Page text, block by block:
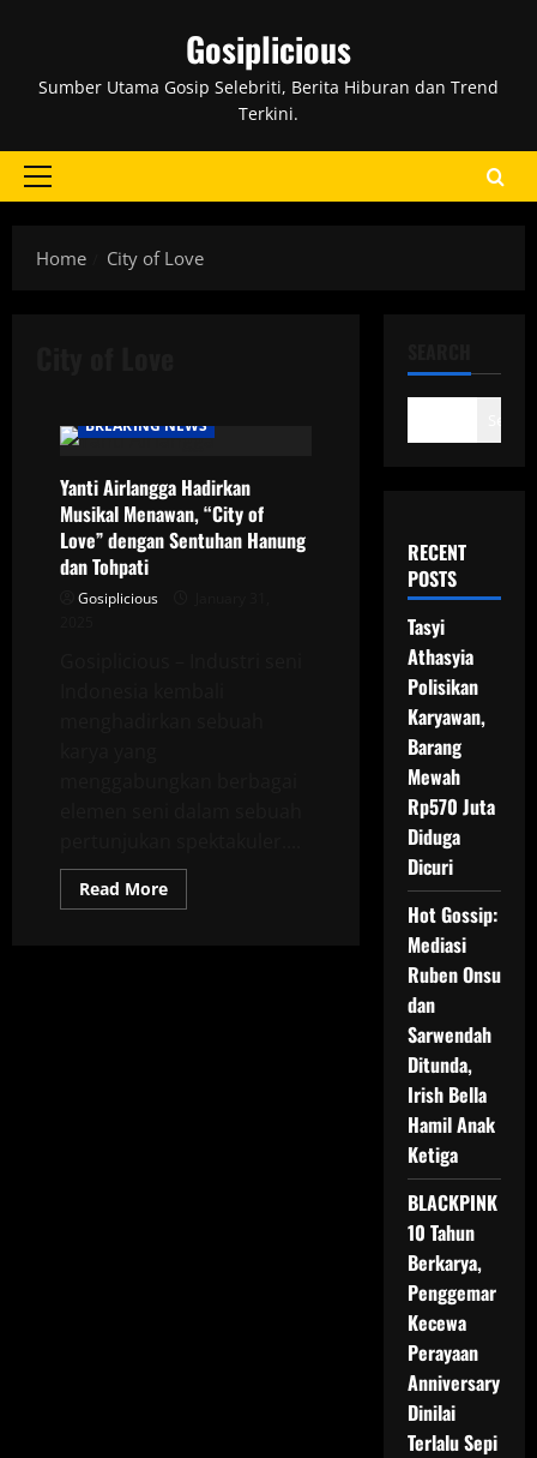
Gosiplicious
Sumber Utama Gosip Selebriti, Berita Hiburan dan Trend
Terkini.
Primary
Home
City of Love
BREAKING NEWS
Yanti Airlangga Hadirkan
Musikal Menawan, “City of
Love” dengan Sentuhan Hanung
dan Tohpati
Gosiplicious
Read MoreRead
more
RECENT
POSTS
Tasyi
Athasyia
Polisikan
Karyawan,
Barang
Mewah
Rp570 Juta
Diduga
Dicuri
Hot Gossip:
Mediasi
Ruben Onsu
dan
Sarwendah
Ditunda,
Irish Bella
Hamil Anak
Ketiga
BLACKPINK
10 Tahun
Berkarya,
Penggemar
Kecewa
Perayaan
Anniversary
Dinilai
Terlalu Sepi